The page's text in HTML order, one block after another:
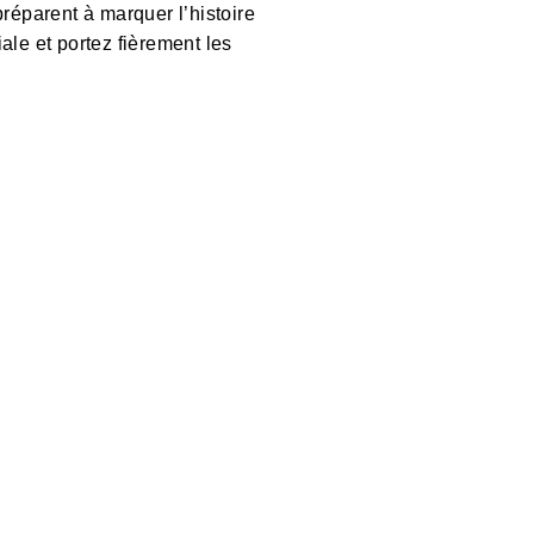
à marquer l’histoire
et portez fièrement les